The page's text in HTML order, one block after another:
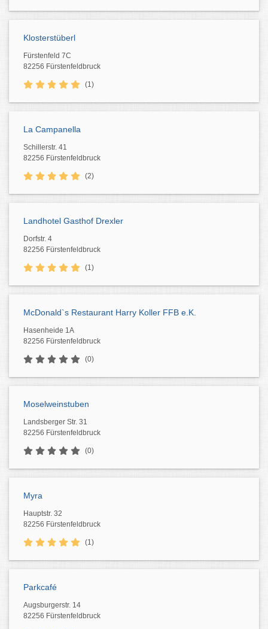
Klosterstüberl
Fürstenfeld 7C
82256 Fürstenfeldbruck
(1)
La Campanella
Schillerstr. 41
82256 Fürstenfeldbruck
(2)
Landhotel Gasthof Drexler
Dorfstr. 4
82256 Fürstenfeldbruck
(1)
McDonald`s Restaurant Harry Koller FFB e.K.
Hasenheide 1A
82256 Fürstenfeldbruck
(0)
Moselweinstuben
Landsberger Str. 31
82256 Fürstenfeldbruck
(0)
Myra
Hauptstr. 32
82256 Fürstenfeldbruck
(1)
Parkcafé
Augsburgerstr. 14
82256 Fürstenfeldbruck